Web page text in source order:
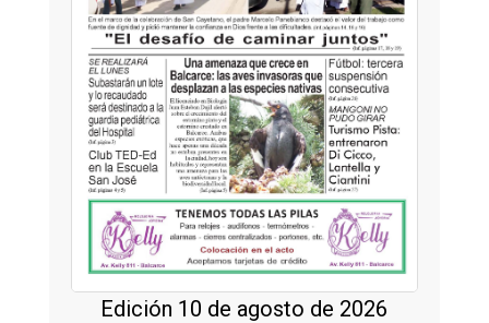
Edición 10 de agosto de 2026